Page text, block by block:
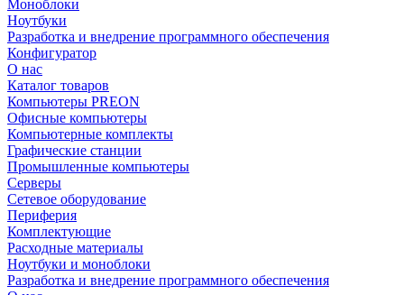
Моноблоки
Ноутбуки
Разработка и внедрение программного обеспечения
Конфигуратор
О нас
Каталог товаров
Компьютеры PREON
Офисные компьютеры
Компьютерные комплекты
Графические станции
Промышленные компьютеры
Серверы
Сетевое оборудование
Периферия
Комплектующие
Расходные материалы
Ноутбуки и моноблоки
Разработка и внедрение программного обеспечения